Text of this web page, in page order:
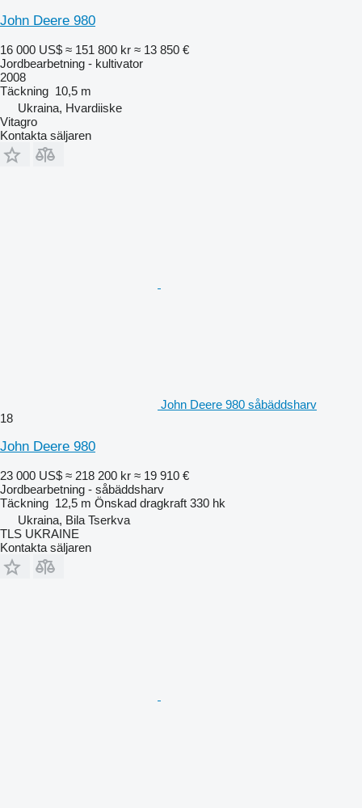
John Deere 980
16 000 US$ ≈ 151 800 kr ≈ 13 850 €
Jordbearbetning - kultivator
2008
Täckning 10,5 m
Ukraina, Hvardiiske
Vitagro
Kontakta säljaren
John Deere 980 såbäddsharv
18
John Deere 980
23 000 US$ ≈ 218 200 kr ≈ 19 910 €
Jordbearbetning - såbäddsharv
Täckning 12,5 m Önskad dragkraft 330 hk
Ukraina, Bila Tserkva
TLS UKRAINE
Kontakta säljaren